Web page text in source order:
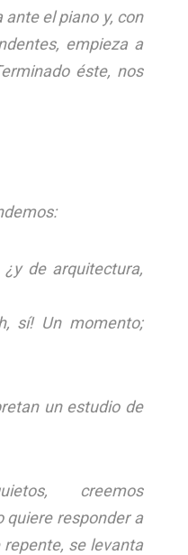
el piano y, con
empieza a
éste, nos
de arquitectura,
sí! Un momento;
un estudio de
creemos
quiere responder a
se levanta